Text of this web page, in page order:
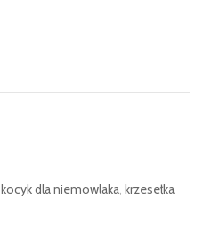
kocyk dla niemowlaka, krzesełka